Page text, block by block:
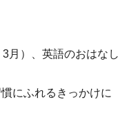
月）、英語のおはなし
にふれるきっかけに